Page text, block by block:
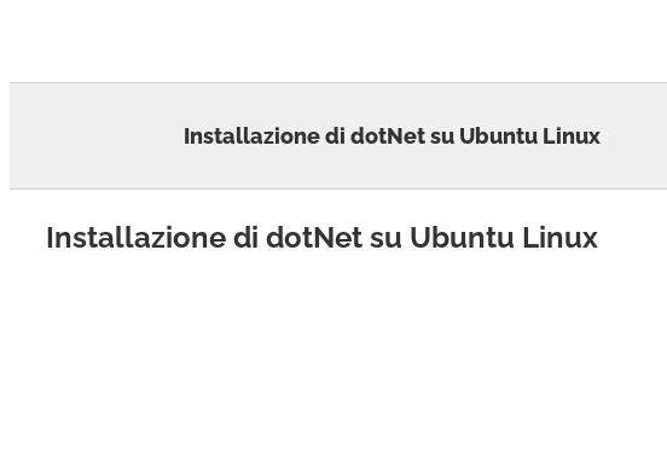
Installazione di dotNet su Ubuntu Linux
Installazione di dotNet su Ubuntu Linux